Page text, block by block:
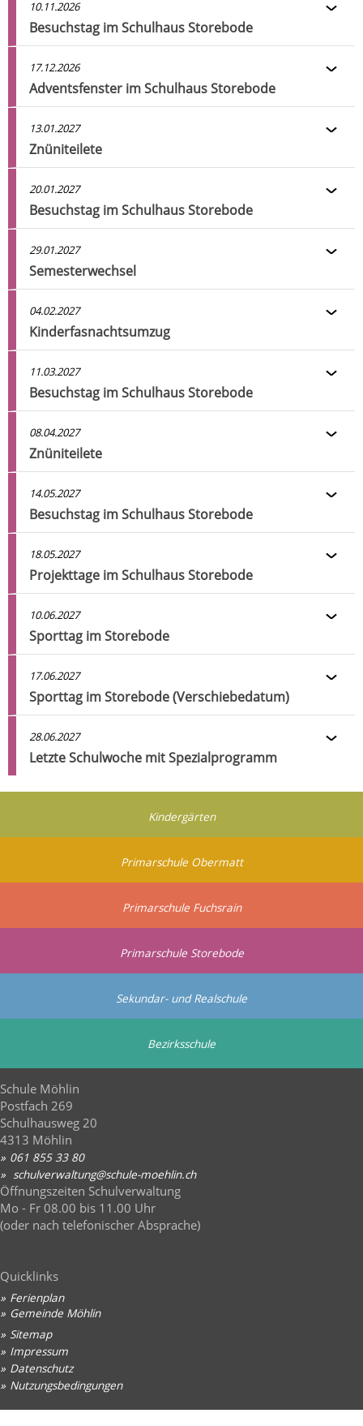
10.11.2026
Besuchstag im Schulhaus Storebode
17.12.2026
Adventsfenster im Schulhaus Storebode
13.01.2027
Znüniteilete
20.01.2027
Besuchstag im Schulhaus Storebode
29.01.2027
Semesterwechsel
04.02.2027
Kinderfasnachtsumzug
11.03.2027
Besuchstag im Schulhaus Storebode
08.04.2027
Znüniteilete
14.05.2027
Besuchstag im Schulhaus Storebode
18.05.2027
Projekttage im Schulhaus Storebode
10.06.2027
Sporttag im Storebode
17.06.2027
Sporttag im Storebode (Verschiebedatum)
28.06.2027
Letzte Schulwoche mit Spezialprogramm
Kindergärten
Primarschule Obermatt
Primarschule Fuchsrain
Primarschule Storebode
Sekundar- und Realschule
Bezirksschule
Schule Möhlin
Postfach 269
Schulhausweg 20
4313 Möhlin
061 855 33 80
sch lv rw lt ng sch l -m hln ch
Öffnungszeiten Schulverwaltung
Mo - Fr 08.00 bis 11.00 Uhr
(oder nach telefonischer Absprache)
Quicklinks
Ferienplan
Gemeinde Möhlin
Sitemap
Impressum
Datenschutz
Nutzungsbedingungen